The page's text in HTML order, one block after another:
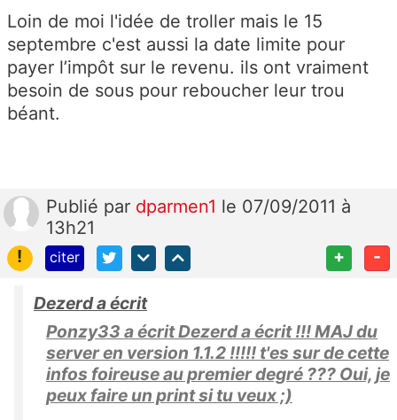
Loin de moi l'idée de troller mais le 15
septembre c'est aussi la date limite pour
payer l’impôt sur le revenu. ils ont vraiment
besoin de sous pour reboucher leur trou
béant.
Publié par dparmen1 le 07/09/2011 à
13h21
!
citer + -
Dezerd a écrit
Ponzy33 a écrit Dezerd a écrit !!! MAJ du
server en version 1.1.2 !!!!! t'es sur de cette
infos foireuse au premier degré ??? Oui, je
peux faire un print si tu veux ;)